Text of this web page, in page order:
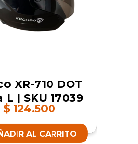
XR-710 DOT
L | SKU 17039
$124.500
AL CARRITO